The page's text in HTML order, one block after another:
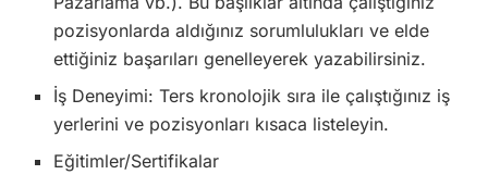
pozisyonlarda aldığınız sorumlulukları ve elde
ettiğiniz başarıları genelleyerek yazabilirsiniz.
İş Deneyimi: Ters kronolojik sıra ile çalıştığınız iş
yerlerini ve pozisyonları kısaca listeleyin.
Eğitimler/Sertifikalar